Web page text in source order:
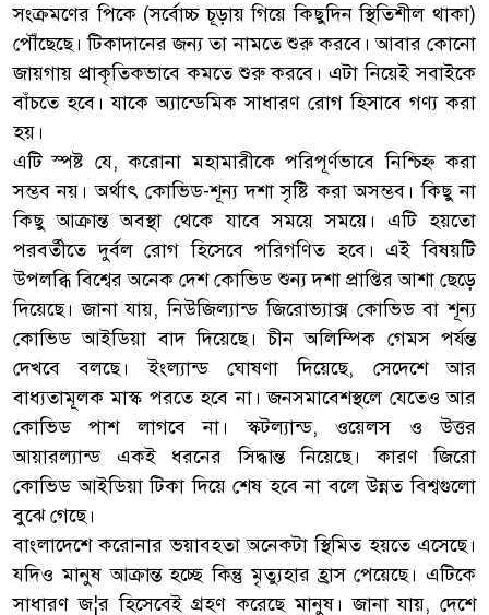
সংক্রমণের পিকে (সর্বোচ্চ চূড়ায় গিয়ে কিছুদিন স্থিতিশীল থাকা)
পৌঁছেছে। টিকাদানের জন্য তা নামতে শুরু করবে। আবার কোনো
জায়গায় প্রাকৃতিকভাবে কমতে শুরু করবে। এটা নিয়েই সবাইকে
বাঁচতে হবে। যাকে অ্যান্ডেমিক সাধারণ রোগ হিসাবে গণ্য করা
হয়।
এটি স্পষ্ট যে, করোনা মহামারীকে পরিপূর্ণভাবে নিশ্চিহ্ন করা
সম্ভব নয়। অর্থাৎ কোভিড-শূন্য দশা সৃষ্টি করা অসম্ভব। কিছু না
কিছু আক্রান্ত অবস্থা থেকে যাবে সময়ে সময়ে। এটি হয়তো
পরবর্তীতে দুর্বল রোগ হিসেবে পরিগণিত হবে। এই বিষয়টি
উপলব্ধি বিশ্বের অনেক দেশ কোভিড শুন্য দশা প্রাপ্তির আশা ছেড়ে
দিয়েছে। জানা যায়, নিউজিল্যান্ড জিরোভ্যাক্স কোভিড বা শূন্য
কোভিড আইডিয়া বাদ দিয়েছে। চীন অলিম্পিক গেমস পর্যন্ত
দেখবে বলছে। ইংল্যান্ড ঘোষণা দিয়েছে, সেদেশে আর
বাধ্যতামূলক মাস্ক পরতে হবে না। জনসমাবেশস্থলে যেতেও আর
কোভিড পাশ লাগবে না। স্কটল্যান্ড, ওয়েলস ও উত্তর
আয়ারল্যান্ড একই ধরনের সিদ্ধান্ত নিয়েছে। কারণ জিরো
কোভিড আইডিয়া টিকা দিয়ে শেষ হবে না বলে উন্নত বিশ্বগুলো
বুঝে গেছে।
বাংলাদেশে করোনার ভয়াবহতা অনেকটা স্থিমিত হয়তে এসেছে।
যদিও মানুষ আক্রান্ত হচ্ছে কিন্তু মৃত্যুহার হ্রাস পেয়েছে। এটিকে
সাধারণ জ¦র হিসেবেই গ্রহণ করেছে মানুষ। জানা যায়, দেশে